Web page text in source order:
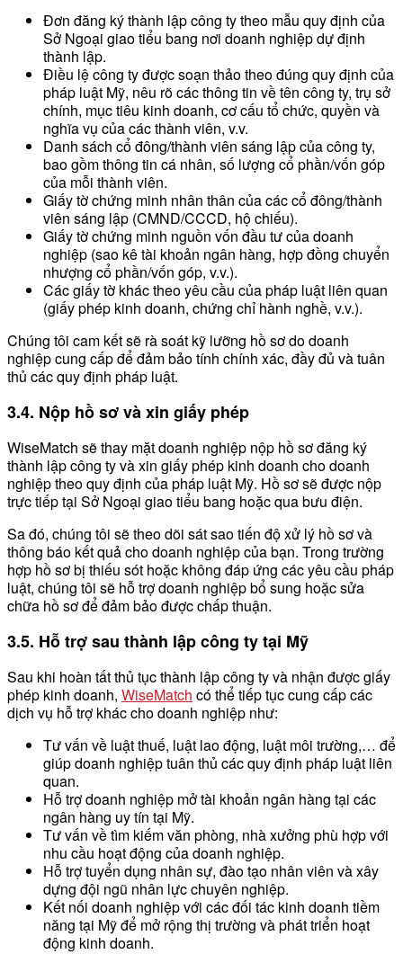
Đơn đăng ký thành lập công ty theo mẫu quy định của
Sở Ngoại giao tiểu bang nơi doanh nghiệp dự định
thành lập.
Điều lệ công ty được soạn thảo theo đúng quy định của
pháp luật Mỹ, nêu rõ các thông tin về tên công ty, trụ sở
chính, mục tiêu kinh doanh, cơ cấu tổ chức, quyền và
nghĩa vụ của các thành viên, v.v.
Danh sách cổ đông/thành viên sáng lập của công ty,
bao gồm thông tin cá nhân, số lượng cổ phần/vốn góp
của mỗi thành viên.
Giấy tờ chứng minh nhân thân của các cổ đông/thành
viên sáng lập (CMND/CCCD, hộ chiếu).
Giấy tờ chứng minh nguồn vốn đầu tư của doanh
nghiệp (sao kê tài khoản ngân hàng, hợp đồng chuyển
nhượng cổ phần/vốn góp, v.v.).
Các giấy tờ khác theo yêu cầu của pháp luật liên quan
(giấy phép kinh doanh, chứng chỉ hành nghề, v.v.).
Chúng tôi cam kết sẽ rà soát kỹ lưỡng hồ sơ do doanh
nghiệp cung cấp để đảm bảo tính chính xác, đầy đủ và tuân
thủ các quy định pháp luật.
3.4. Nộp hồ sơ và xin giấy phép
WiseMatch sẽ thay mặt doanh nghiệp nộp hồ sơ đăng ký
thành lập công ty và xin giấy phép kinh doanh cho doanh
nghiệp theo quy định của pháp luật Mỹ. Hồ sơ sẽ được nộp
trực tiếp tại Sở Ngoại giao tiểu bang hoặc qua bưu điện.
Sa đó, chúng tôi sẽ theo dõi sát sao tiến độ xử lý hồ sơ và
thông báo kết quả cho doanh nghiệp của bạn. Trong trường
hợp hồ sơ bị thiếu sót hoặc không đáp ứng các yêu cầu pháp
luật, chúng tôi sẽ hỗ trợ doanh nghiệp bổ sung hoặc sửa
chữa hồ sơ để đảm bảo được chấp thuận.
3.5. Hỗ trợ sau thành lập công ty tại Mỹ
Sau khi hoàn tất thủ tục thành lập công ty và nhận được giấy
phép kinh doanh, WiseMatch có thể tiếp tục cung cấp các
dịch vụ hỗ trợ khác cho doanh nghiệp như:
Tư vấn về luật thuế, luật lao động, luật môi trường,… để
giúp doanh nghiệp tuân thủ các quy định pháp luật liên
quan.
Hỗ trợ doanh nghiệp mở tài khoản ngân hàng tại các
ngân hàng uy tín tại Mỹ.
Tư vấn về tìm kiếm văn phòng, nhà xưởng phù hợp với
nhu cầu hoạt động của doanh nghiệp.
Hỗ trợ tuyển dụng nhân sự, đào tạo nhân viên và xây
dựng đội ngũ nhân lực chuyên nghiệp.
Kết nối doanh nghiệp với các đối tác kinh doanh tiềm
năng tại Mỹ để mở rộng thị trường và phát triển hoạt
động kinh doanh.